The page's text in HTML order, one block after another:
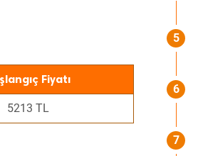
Fiyatı
5213 TL
5
6
7